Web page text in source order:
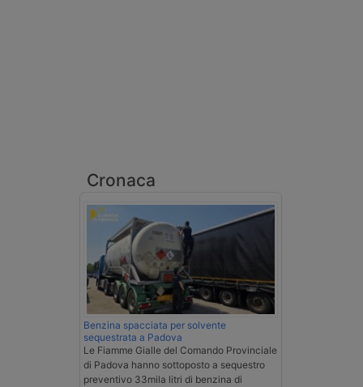
Cronaca
Benzina spacciata per solvente
sequestrata a Padova
Le Fiamme Gialle del Comando Provinciale
di Padova hanno sottoposto a sequestro
preventivo 33mila litri di benzina di